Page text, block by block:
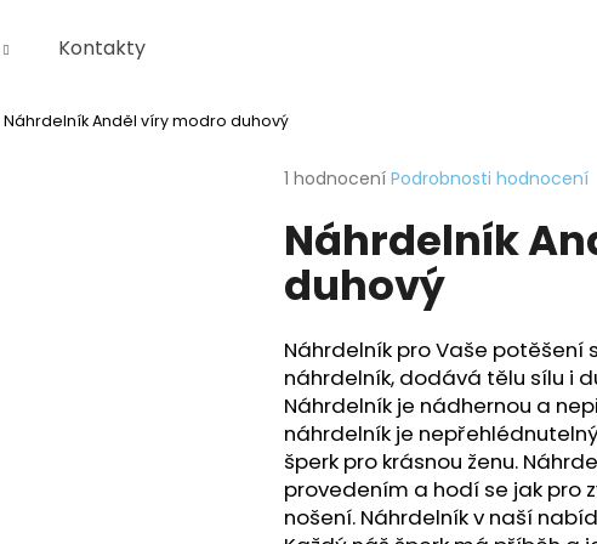
Kontakty
Náhrdelník Anděl víry modro duhový
Průměrné
produktu
je
5,0
z
hvězdiček.
1 hodnocení Podrobnosti hodnocení
Náhrdelník
duhový
Náhrdelník pro Vaše potěšení
náhrdelník, dodává tělu sílu i
Náhrdelník je nádhernou a
náhrdelník je
šperk pro krásnou ženu.
provedením a hodí se jak pro
nošení. Náhrdelník v naší
Co potřebujete najít?
HLEDAT